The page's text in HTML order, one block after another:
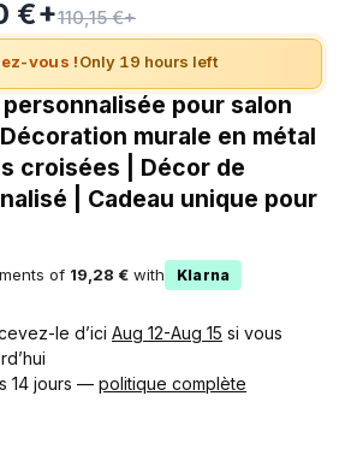
€+110,15 €+
vous !Only 19 hours left
personnalisée pour salon
murale en métal
croisées | Décor de
| Cadeau unique pour
of 19,28 € with
Klarna
le d’ici Aug 12-Aug 15 si vous
14 jours — politique complète